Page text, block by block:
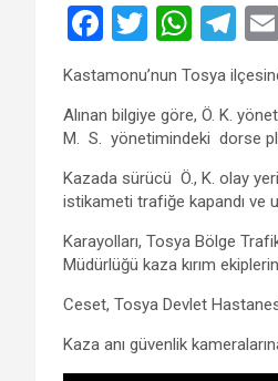
F
ce
b
o
o
k
T
wi
tt
er
W
at
s
A
p
p
T
e
gr
a
m
Kastamonu’nun Tosya
Alınan bilgiye göre, Ö. K.
M. S. yönetimindeki dorse
Kazada sürücü Ö., K. olay
istikameti trafiğe kapandı ve
Karayolları, Tosya Bölge
Müdürlüğü kaza kırım
Ceset, Tosya Devlet Hastanesi
Kaza anı güvenlik